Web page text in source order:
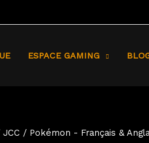
ESPACE GAMING
JCC / Pokémon - Français &